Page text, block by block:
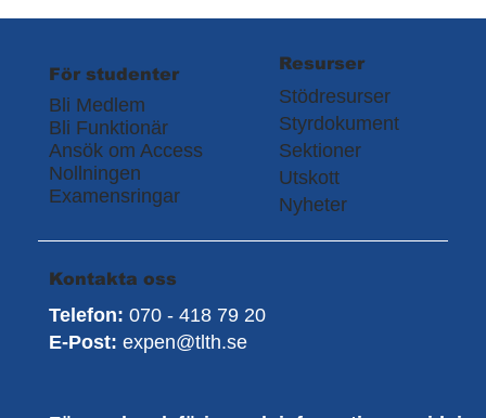
Bli Medlem
Bli Funktionär
Ansök om Access
Nollningen
Examensringar
För studenter
Stödresurser
Styrdokument
Sektioner
Utskott
Nyheter
Resurser
Telefon: 070 - 418 79 20
E-Post: expen@tlth.se
Kontakta oss